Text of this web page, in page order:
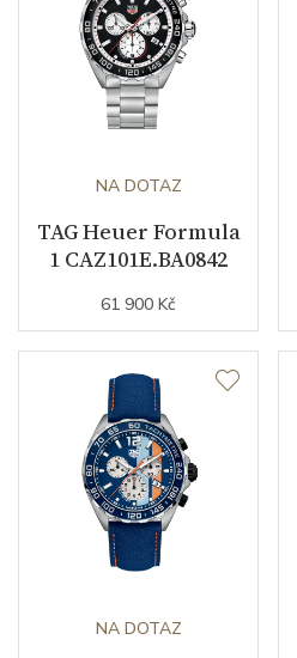
NA DOTAZ
TAG Heuer Formula
1 CAZ101E.BA0842
61 900 Kč
NA DOTAZ